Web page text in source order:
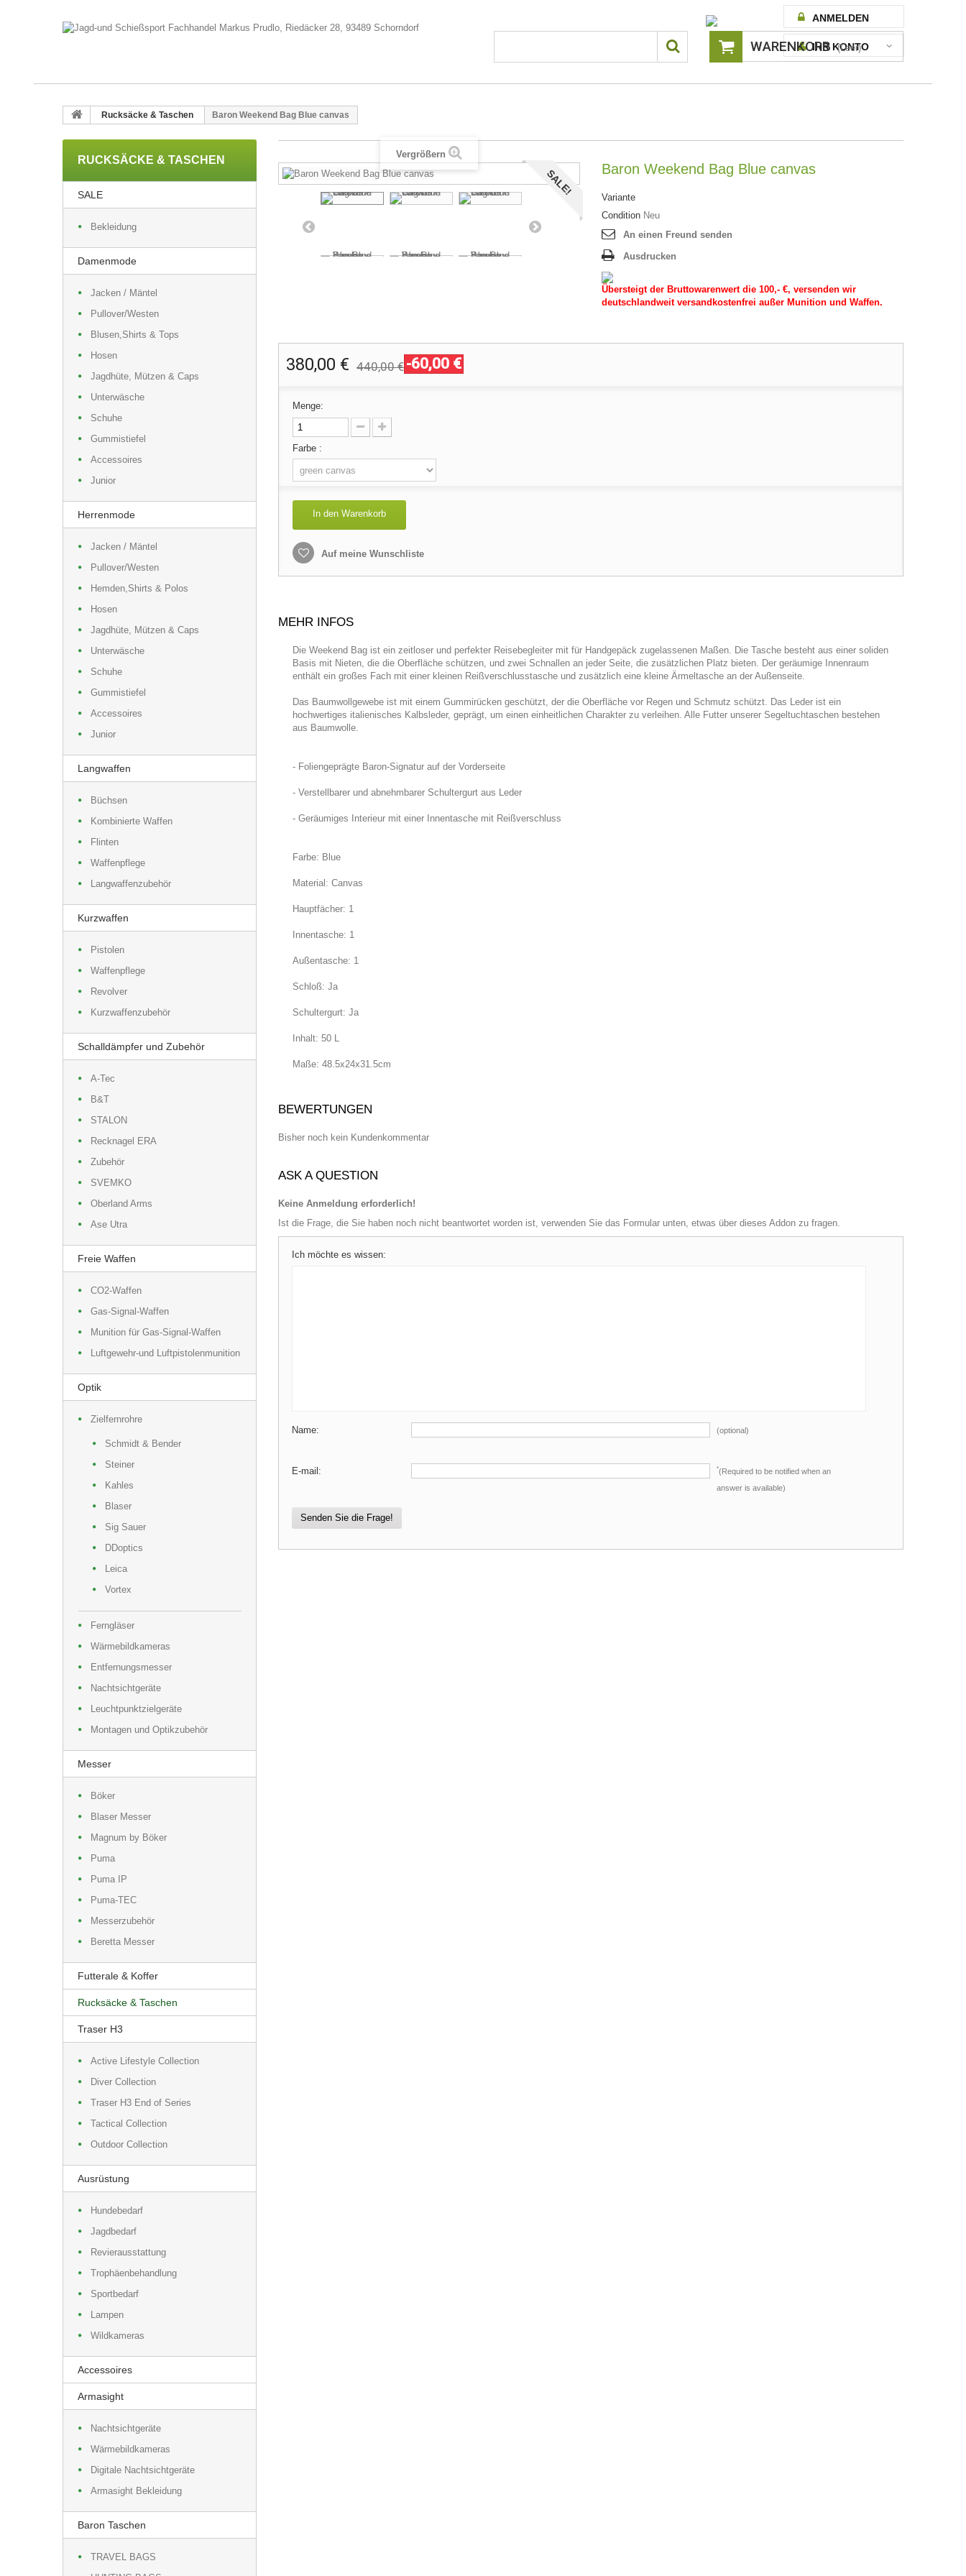
ANMELDEN
IHR KONTO
WARENKORB (Leer)
Rucksäcke & Taschen Baron Weekend Bag Blue canvas
RUCKSÄCKE & TASCHEN
SALE
Bekleidung
Damenmode
Jacken / Mäntel
Pullover/Westen
Blusen,Shirts & Tops
Hosen
Jagdhüte, Mützen & Caps
Unterwäsche
Schuhe
Gummistiefel
Accessoires
Junior
Herrenmode
Jacken / Mäntel
Pullover/Westen
Hemden,Shirts & Polos
Hosen
Jagdhüte, Mützen & Caps
Unterwäsche
Schuhe
Gummistiefel
Accessoires
Junior
Langwaffen
Büchsen
Kombinierte Waffen
Flinten
Waffenpflege
Langwaffenzubehör
Kurzwaffen
Pistolen
Waffenpflege
Revolver
Kurzwaffenzubehör
Schalldämpfer und Zubehör
A-Tec
B&T
STALON
Recknagel ERA
Zubehör
SVEMKO
Oberland Arms
Ase Utra
Freie Waffen
CO2-Waffen
Gas-Signal-Waffen
Munition für Gas-Signal-Waffen
Luftgewehr-und Luftpistolenmunition
Optik
Zielfernrohre
Schmidt & Bender
Steiner
Kahles
Blaser
Sig Sauer
DDoptics
Leica
Vortex
Ferngläser
Wärmebildkameras
Entfernungsmesser
Nachtsichtgeräte
Leuchtpunktzielgeräte
Montagen und Optikzubehör
Messer
Böker
Blaser Messer
Magnum by Böker
Puma
Puma IP
Puma-TEC
Messerzubehör
Beretta Messer
Futterale & Koffer
Rucksäcke & Taschen
Traser H3
Active Lifestyle Collection
Diver Collection
Traser H3 End of Series
Tactical Collection
Outdoor Collection
Ausrüstung
Hundebedarf
Jagdbedarf
Revierausstattung
Trophäenbehandlung
Sportbedarf
Lampen
Wildkameras
Accessoires
Armasight
Nachtsichtgeräte
Wärmebildkameras
Digitale Nachtsichtgeräte
Armasight Bekleidung
Baron Taschen
TRAVEL BAGS
SALE!
Vergrößern
Baron Weekend Bag Blue canvas
Variante
Condition Neu
An einen Freund senden
Ausdrucken
Übersteigt der Bruttowarenwert die 100,- €, versenden wir
deutschlandweit versandkostenfrei außer Munition und Waffen.
380,00 € 440,00 € -60,00 €
Menge:
Farbe :
In den Warenkorb
Auf meine Wunschliste
MEHR INFOS
Die Weekend Bag ist ein zeitloser und perfekter Reisebegleiter mit für Handgepäck zugelassenen Maßen. Die Tasche besteht aus einer soliden
Basis mit Nieten, die die Oberfläche schützen, und zwei Schnallen an jeder Seite, die zusätzlichen Platz bieten. Der geräumige Innenraum
enthält ein großes Fach mit einer kleinen Reißverschlusstasche und zusätzlich eine kleine Ärmeltasche an der Außenseite.
Das Baumwollgewebe ist mit einem Gummirücken geschützt, der die Oberfläche vor Regen und Schmutz schützt. Das Leder ist ein
hochwertiges italienisches Kalbsleder, geprägt, um einen einheitlichen Charakter zu verleihen. Alle Futter unserer Segeltuchtaschen bestehen
aus Baumwolle.
- Foliengeprägte Baron-Signatur auf der Vorderseite
- Verstellbarer und abnehmbarer Schultergurt aus Leder
- Geräumiges Interieur mit einer Innentasche mit Reißverschluss
Farbe: Blue
Material: Canvas
Hauptfächer: 1
Innentasche: 1
Außentasche: 1
Schloß: Ja
Schultergurt: Ja
Inhalt: 50 L
Maße: 48.5x24x31.5cm
BEWERTUNGEN
Bisher noch kein Kundenkommentar
ASK A QUESTION
Keine Anmeldung erforderlich!
Ist die Frage, die Sie haben noch nicht beantwortet worden ist, verwenden Sie das Formular unten, etwas über dieses Addon zu fragen.
Ich möchte es wissen:
Name: (optional)
E-mail: *(Required to be notified when an
answer is available)
Senden Sie die Frage!